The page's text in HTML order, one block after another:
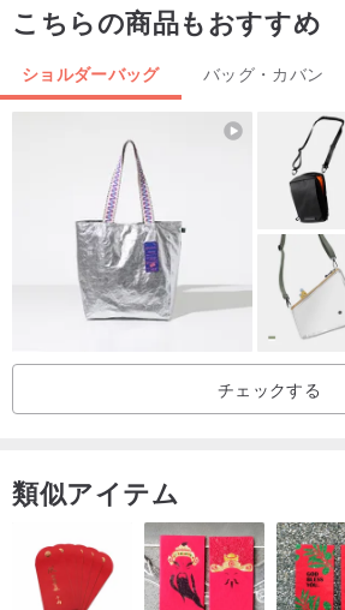
⊿サイズについて
高さ: 18
ストラップの長さ: 43/123
ストラップの幅: 2.5
重さ: 570g
上記はすべて平置きでの採寸です。誤差は
きます。
⊿4.5Studioについて
私たちは創造し、改造し、宝物を探し、手
こちらの商品もおすすめ
ショルダーバッグ バッグ・カバン
チェックする
類似アイテム